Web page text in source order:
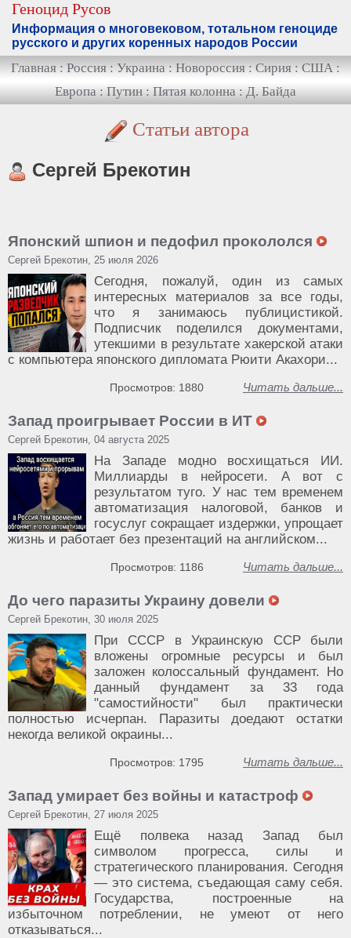
Геноцид Русов
Информация о многовековом, тотальном геноциде
русского и других коренных народов России
Главная : Россия : Украина : Новороссия : Сирия : США :
Европа : Путин : Пятая колонна : Д. Байда
Статьи автора
Сергей Брекотин
Японский шпион и педофил прокололся
Сергей Брекотин, 25 июля 2026
Сегодня, пожалуй, один из самых
интересных материалов за все годы,
что я занимаюсь публицистикой.
Подписчик поделился документами,
утекшими в результате хакерской атаки
с компьютера японского дипломата Рюити Акахори...
Читать дальше...
Просмотров: 1880
Запад проигрывает России в ИТ
Сергей Брекотин, 04 августа 2025
На Западе модно восхищаться ИИ.
Миллиарды в нейросети. А вот с
результатом туго. У нас тем временем
автоматизация налоговой, банков и
госуслуг сокращает издержки, упрощает
жизнь и работает без презентаций на английском...
Читать дальше...
Просмотров: 1186
До чего паразиты Украину довели
Сергей Брекотин, 30 июля 2025
При СССР в Украинскую ССР были
вложены огромные ресурсы и был
заложен колоссальный фундамент. Но
данный фундамент за 33 года
"самостийности" был практически
полностью исчерпан. Паразиты доедают остатки
некогда великой окраины...
Читать дальше...
Просмотров: 1795
Запад умирает без войны и катастроф
Сергей Брекотин, 27 июля 2025
Ещё полвека назад Запад был
символом прогресса, силы и
стратегического планирования. Сегодня
— это система, съедающая саму себя.
Государства, построенные на
избыточном потреблении, не умеют от него
отказываться...